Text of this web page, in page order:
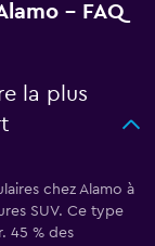
- FAQ
la plus
chez Alamo à
SUV. Ce type
45 % des